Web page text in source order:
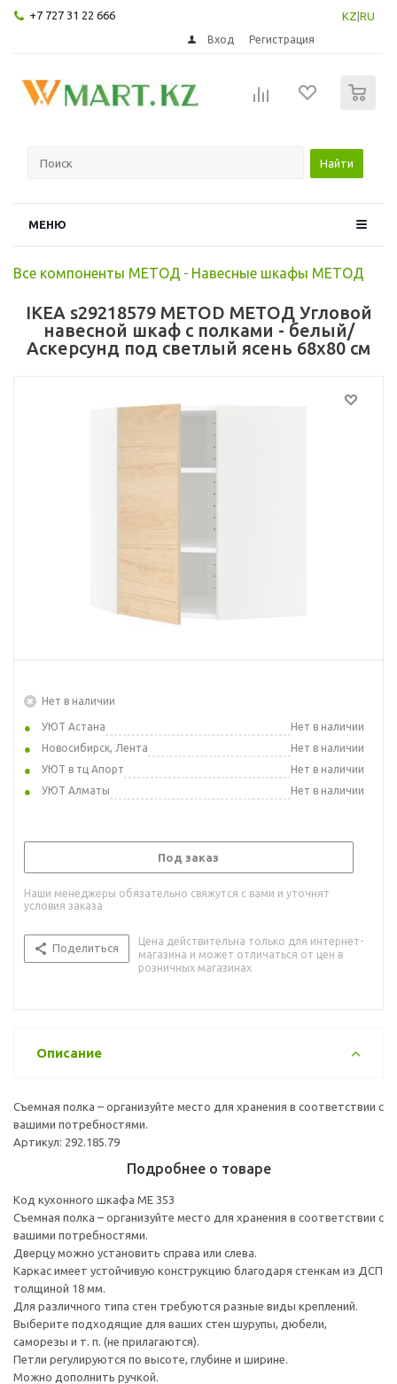
+7 727 31 22 666 KZ RU
Вход Регистрация
Найти
МЕНЮ
Все компоненты МЕТОД - Навесные шкафы МЕТОД
IKEA s29218579 METOD МЕТОД Угловой
навесной шкаф с полками - белый/
Аскерсунд под светлый ясень 68x80 см
Нет в наличии
УЮТ Астана
Нет в наличии
Новосибирск, Лента
Нет в наличии
УЮТ в тц Апорт
Нет в наличии
УЮТ Алматы
Нет в наличии
Под заказ
Наши менеджеры обязательно свяжутся с вами и уточнят
условия заказа
Поделиться
Цена действительна только для интернет-
магазина и может отличаться от цен в
розничных магазинах
Описание
Съемная полка – организуйте место для хранения в соответствии с
вашими потребностями.
Артикул: 292.185.79
Подробнее о товаре
Код кухонного шкафа ME 353
Съемная полка – организуйте место для хранения в соответствии с
вашими потребностями.
Дверцу можно установить справа или слева.
Каркас имеет устойчивую конструкцию благодаря стенкам из ДСП
толщиной 18 мм.
Для различного типа стен требуются разные виды креплений.
Выберите подходящие для ваших стен шурупы, дюбели,
саморезы и т. п. (не прилагаются).
Петли регулируются по высоте, глубине и ширине.
Можно дополнить ручкой.